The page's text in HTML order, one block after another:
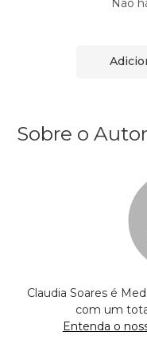
Não
Sobre o Autor
Claudia Soares é
com um
Entenda o